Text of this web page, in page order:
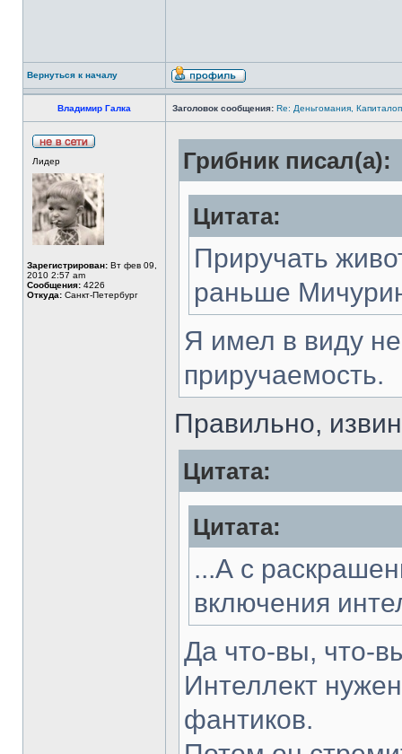
Вернуться к началу
Владимир Галка Заголовок сообщения: Re: Деньгомания,
Лидер
Зарегистрирован: Вт фев 09,
2010 2:57 am
Сообщения: 4226
Откуда: Санкт-Петербург
Грибник писал(а):
Цитата:
Приручать
раньше
Я имел в виду
приручаемость.
Правильно,
Цитата:
Цитата:
...А с
включения
Да что-вы, что-
Интеллект
фантиков.